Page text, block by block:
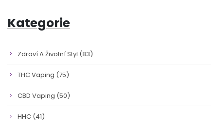
Kategorie
Zdraví A Životní Styl (83)
THC Vaping (75)
CBD Vaping (50)
HHC (41)